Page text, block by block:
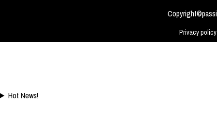
Harry Potter Setelah
Privacy policy
Hot News!